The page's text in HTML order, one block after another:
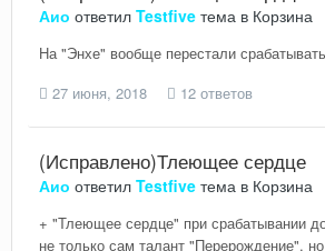
Аио ответил Testfive тема в Корзина
На "Энхе" вообще перестали
27 июня, 2018
12 ответов
(Исправлено)Тлеющее сердце
Аио ответил Testfive тема в Корзина
+ "Тлеющее сердце" при срабатывании
не только сам талант "Перерождение",